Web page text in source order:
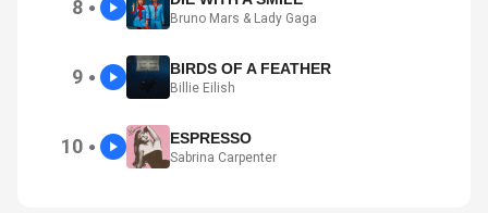
8 ●
Bruno Mars & Lady Gaga
9 ● BIRDS OF A FEATHER
Billie Eilish
10 ● ESPRESSO
Sabrina Carpenter